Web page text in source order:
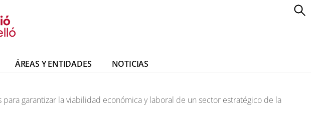
ÁREAS Y ENTIDADES
NOTICIAS
garantizar la viabilidad económica y laboral de un sector estratégico de la